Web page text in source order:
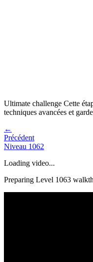
Ultimate challenge Cette
techniques avancées et
←
Précédent
Niveau 1062
Loading video...
Preparing Level 1063